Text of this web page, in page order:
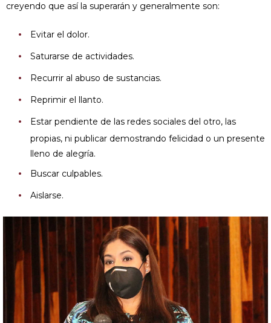
creyendo que así la superarán y generalmente son:
Evitar el dolor.
Saturarse de actividades.
Recurrir al abuso de sustancias.
Reprimir el llanto.
Estar pendiente de las redes sociales del otro, las
propias, ni publicar demostrando felicidad o un presente
lleno de alegría.
Buscar culpables.
Aislarse.